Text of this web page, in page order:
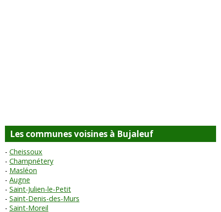
Les communes voisines à Bujaleuf
Cheissoux
Champnétery
Masléon
Augne
Saint-Julien-le-Petit
Saint-Denis-des-Murs
Saint-Moreil